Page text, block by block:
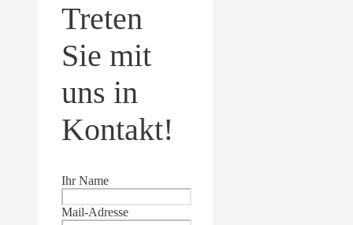
Treten
Sie mit
uns in
Kontakt!
Lass
dieses
Feld
Ihr Name
Mail-Adresse